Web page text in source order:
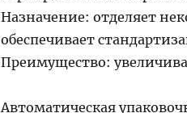
Назначение: отделяет
обеспечивает
Преимущество:
Автоматическая